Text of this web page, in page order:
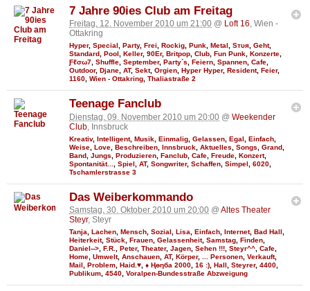
7 Jahre 90ies Club am Freitag
Freitag, 12. November 2010 um 21:00 @ Loft 16, Wien -
Ottakring
Hyper, Special , Party, Frei, Rockig, Punk, Metal , Sтυя, Geht,
Standard, Pool , Keller, 90Er, Britpop, Club, Fun Punk, Konzerte,
Ƒℓσω7, Shuffle, September, Party´s, Feiern, Spannen, Cafe,
Outdoor, Djane, AT, Sekt, Orgien, Hyper Hyper, Resident, Feier,
1160, Wien - Ottakring, Thaliastraße 2
Teenage Fanclub
Dienstag, 09. November 2010 um 20:00 @ Weekender
Club , Innsbruck
Kreativ, Intelligent, Musik Einmalig Gelassen Egal Einfach
Weise Love Beschreiben Innsbruck Aktuelles Songs Grand
Band Jungs Produzieren Fanclub Cafe Freude Konzert,
Spontanität...
Spiel AT, Songwriter, Schaffen Simpel 6020
Tschamlerstrasse 3
Das Weiberkommando
Samstag, 30. Oktober 2010 um 20:00 @ Altes Theater
Steyr, Steyr
Tanja Lachen Mensch Sozial Lisa Einfach Internet, Bad Hall
Heiterkeit, Stück Frauen Gelassenheit, Samstag Finden
Daniel--> F.R. Peter, Theater, Jagen Sehen !!! Steyr^^ Cafe
Home Umwelt, Anschauen AT, Körper, ... Personen Verkauft,
Mail
Problem Haid.♥ ♦ Ңөηба 2000 16 :) Hall Steyrer, 4400
Publikum 4540 Voralpen-Bundesstraße Abzweigung